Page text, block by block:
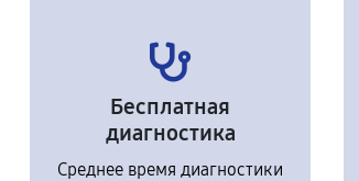
Бесплатная
диагностика
Среднее время диагностики